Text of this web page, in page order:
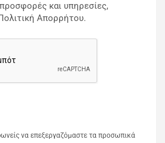
και υπηρεσίες,
Απορρήτου.
να επεξεργαζόμαστε τα προσωπικά